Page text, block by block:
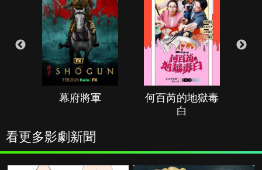
幕府將軍
何百芮的地獄毒
白
看更多影劇新聞